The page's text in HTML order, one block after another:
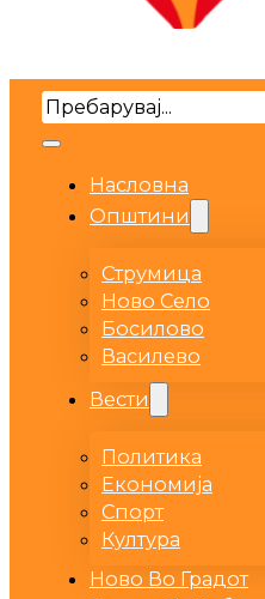
Search
Насловна
Општини
Струмица
Ново Село
Босилово
Василево
Вести
Политика
Економија
Спорт
Култура
Ново Во Градот